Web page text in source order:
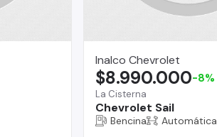
Inalco Chevrolet
La Cisterna
Chevrolet Sail
$8.990.000-8%
Bencina Automática